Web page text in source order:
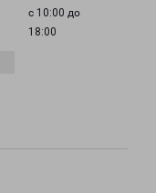
с 10:00 до
18:00